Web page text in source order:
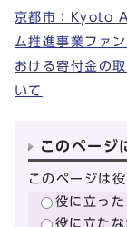
京都市：Kyoto
ム推進事業ファ
おける寄付金の
いて
このページ
このページは
役に立った
役に立たな